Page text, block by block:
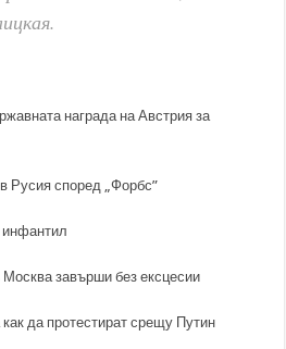
награда на Австрия за
Русия според „Форбс”
Москва завърши без ексцесии
да протестират срещу Путин